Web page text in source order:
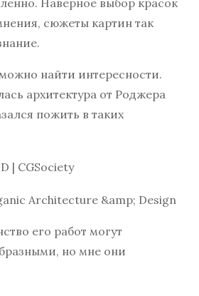
сюжеты картин так
найти интересности.
архитектура от Роджера
пожить в таких
его работ могут
но мне они